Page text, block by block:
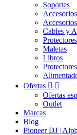
Soportes
Cables y
Protectores
Maletas
Libros
Ofertas  
Ofertas
Outlet
Marcas
Blog
Pioneer DJ |